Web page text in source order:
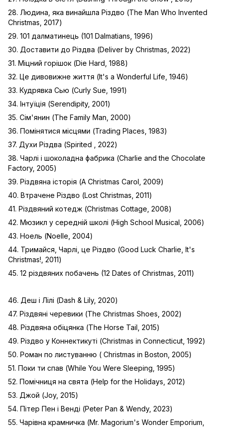
28. Людина, яка винайшла Різдво (The Man Who Invented
Christmas, 2017)
29. 101 далматинець (101 Dalmatians, 1996)
30. Доставити до Різдва (Deliver by Christmas, 2022)
31. Міцний горішок (Die Hard, 1988)
32. Це дивовижне життя (It's a Wonderful Life, 1946)
33. Кудрявка Сью (Curly Sue, 1991)
34. Інтуїція (Serendipity, 2001)
35. Сім'янин (The Family Man, 2000)
36. Помінятися місцями (Trading Places, 1983)
37. Духи Різдва (Spirited , 2022)
38. Чарлі і шоколадна фабрика (Charlie and the Chocolate
Factory, 2005)
39. Різдвяна історія (A Christmas Carol, 2009)
40. Втрачене Різдво (Lost Christmas, 2011)
41. Різдвяний котедж (Christmas Cottage, 2008)
42. Мюзикл у середній школі (High School Musical, 2006)
43. Ноель (Noelle, 2004)
44. Тримайся, Чарлі, це Різдво (Good Luck Charlie, It's
Christmas!, 2011)
45. 12 різдвяних побачень (12 Dates of Christmas, 2011)
46. Деш і Лілі (Dash & Lily, 2020)
47. Різдвяні черевики (The Christmas Shoes, 2002)
48. Різдвяна обіцянка (The Horse Tail, 2015)
49. Різдво у Коннектикуті (Christmas in Connecticut, 1992)
50. Роман по листуванню ( Christmas in Boston, 2005)
51. Поки ти спав (While You Were Sleeping, 1995)
52. Помічниця на свята (Help for the Holidays, 2012)
53. Джой (Joy, 2015)
54. Пітер Пен і Венді (Peter Pan & Wendy, 2023)
55. Чарівна крамничка (Mr. Magorium's Wonder Emporium,